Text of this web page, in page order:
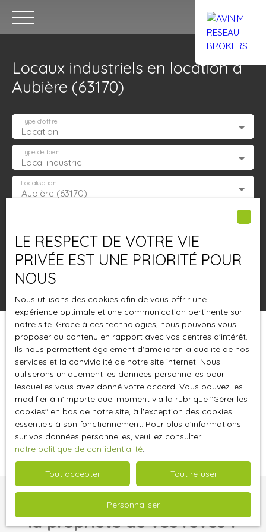
Accueil Acheter Trouver un
Estimation
Locaux industriels en location à
Aubière (63170)
Location
Type d'offre
Local industriel
Type de bien
Aubière (63170)
Localisation
Surface min (m²)
Pertinence
Trier par Créer une alerte
Aucun résultat
Vous ne trouvez pas
la propriété de vos rêves ?
LE RESPECT DE VOTRE VIE
PRIVÉE EST UNE PRIORITÉ POUR
NOUS
Nous utilisons des cookies afin de vous offrir une
expérience optimale et une communication pertinente sur
notre site. Grace à ces technologies, nous pouvons vous
proposer du contenu en rapport avec vos centres d'intérêt.
Ils nous permettent également d'améliorer la qualité de nos
services et la convivialité de notre site internet. Nous
utiliserons uniquement les données personnelles pour
lesquelles vous avez donné votre accord. Vous pouvez les
modifier à n'importe quel moment via la rubrique ″Gérer les
cookies″ en bas de notre site, à l'exception des cookies
essentiels à son fonctionnement. Pour plus d'informations
sur vos données personnelles, veuillez consulter
notre politique de confidentialité.
Tout accepter Tout refuser
Personnaliser